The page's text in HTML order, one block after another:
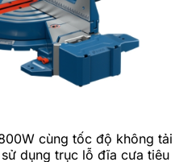
cùng tốc độ không tải
dụng trục lỗ đĩa cưa tiêu